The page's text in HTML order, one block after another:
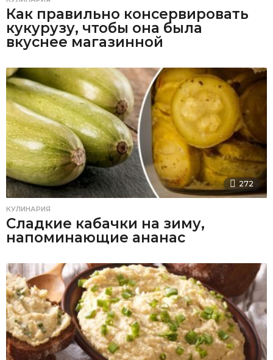
Как правильно консервировать
кукурузу, чтобы она была
вкуснее магазинной
272
КУЛИНАРИЯ
Сладкие кабачки на зиму,
напоминающие ананас